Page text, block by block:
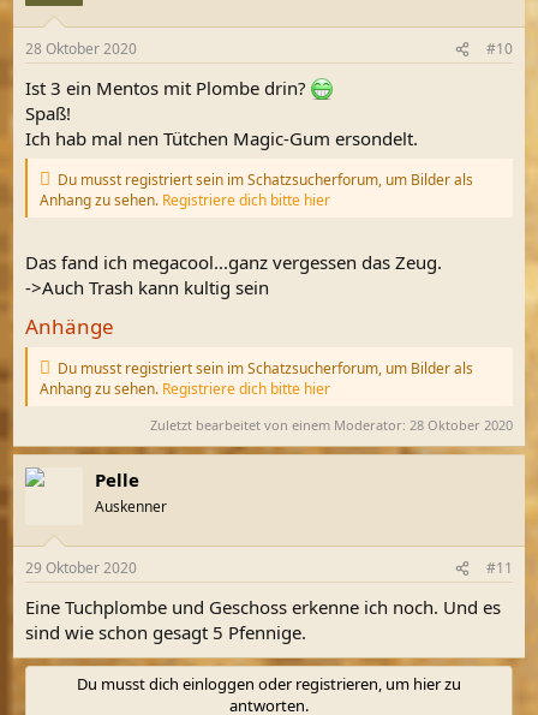
28 Oktober 2020 #10
Ist 3 ein Mentos mit Plombe drin?
Spaß!
Ich hab mal nen Tütchen Magic-Gum ersondelt.
Du musst registriert sein im Schatzsucherforum, um Bilder als
Anhang zu sehen. Registriere dich bitte hier
Das fand ich megacool...ganz vergessen das Zeug.
->Auch Trash kann kultig sein
Anhänge
Du musst registriert sein im Schatzsucherforum, um Bilder als
Anhang zu sehen. Registriere dich bitte hier
Zuletzt bearbeitet von einem Moderator: 28 Oktober 2020
Pelle
Auskenner
29 Oktober 2020 #11
Eine Tuchplombe und Geschoss erkenne ich noch. Und es
sind wie schon gesagt 5 Pfennige.
Du musst dich einloggen oder registrieren, um hier zu
antworten.